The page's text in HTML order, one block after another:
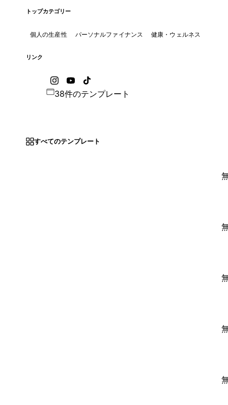
トップカテゴリー
個人の生産性 パーソナルファイナンス 健康・ウェルネス
リンク
38件のテンプレート
すべてのテンプレート